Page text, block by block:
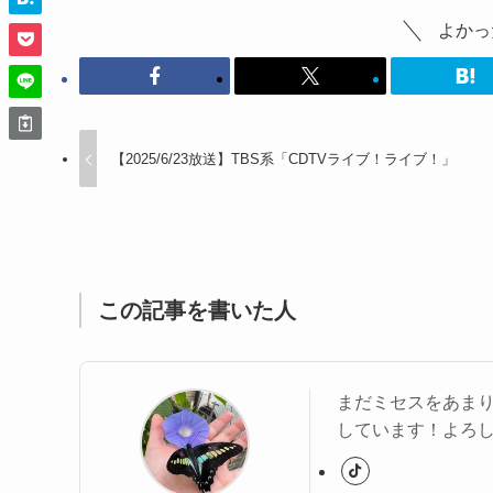
よか
【2025/6/23放送】TBS系「CDTVライブ！ライブ！」
この記事を書いた人
まだミセスをあま
しています！よろ